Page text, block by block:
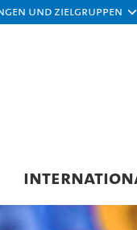
und Zielgruppen